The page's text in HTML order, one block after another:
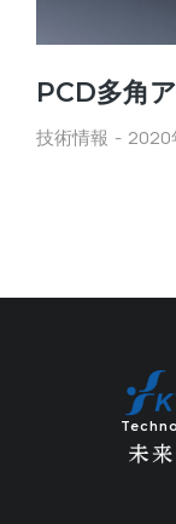
PCD多角
技術情報 2020